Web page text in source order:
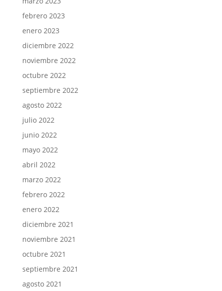
febrero 2023
enero 2023
diciembre 2022
noviembre 2022
octubre 2022
septiembre 2022
agosto 2022
julio 2022
junio 2022
mayo 2022
abril 2022
marzo 2022
febrero 2022
enero 2022
diciembre 2021
noviembre 2021
octubre 2021
septiembre 2021
agosto 2021